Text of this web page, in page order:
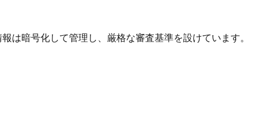
は暗号化して管理し、厳格な審査基準を設けています。